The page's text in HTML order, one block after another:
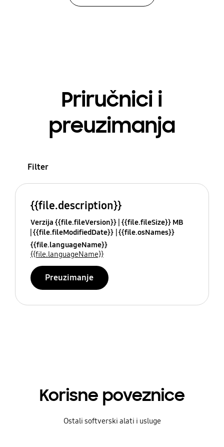
Priručnici i
preuzimanja
Filter
{{file.description}}
Verzija {{file.fileVersion}} {{file.fileSize}} MB
{{file.fileModifiedDate}} {{file.osNames}}
{{file.languageName}}
{{file.languageName}}
Preuzimanje
Korisne poveznice
Ostali softverski alati i usluge